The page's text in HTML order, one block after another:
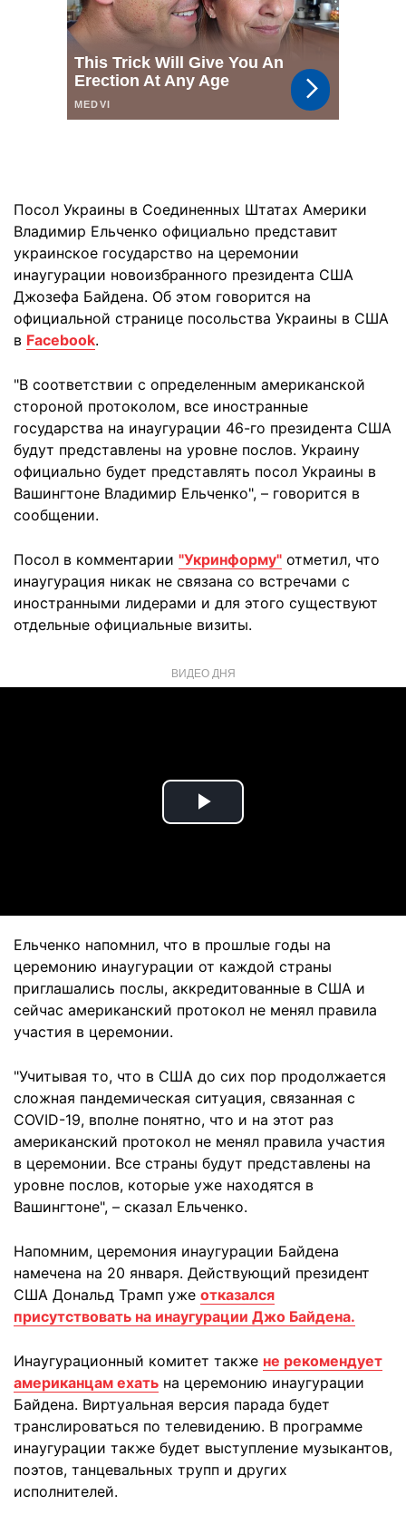
Посол Украины в Соединенных Штатах Америки
Владимир Ельченко официально представит
украинское государство на церемонии
инаугурации новоизбранного президента США
Джозефа Байдена. Об этом говорится на
официальной странице посольства Украины в США
в Facebook.
"В соответствии с определенным американской
стороной протоколом, все иностранные
государства на инаугурации 46-го президента США
будут представлены на уровне послов. Украину
официально будет представлять посол Украины в
Вашингтоне Владимир Ельченко", – говорится в
сообщении.
Посол в комментарии "Укринформу" отметил, что
инаугурация никак не связана со встречами с
иностранными лидерами и для этого существуют
отдельные официальные визиты.
ВИДЕО ДНЯ
Play
Ельченко напомнил, что в прошлые годы на
церемонию инаугурации от каждой страны
приглашались послы, аккредитованные в США и
сейчас американский протокол не менял правила
участия в церемонии.
"Учитывая то, что в США до сих пор продолжается
сложная пандемическая ситуация, связанная с
COVID-19, вполне понятно, что и на этот раз
американский протокол не менял правила участия
в церемонии. Все страны будут представлены на
уровне послов, которые уже находятся в
Вашингтоне", – сказал Ельченко.
Напомним, церемония инаугурации Байдена
намечена на 20 января. Действующий президент
США Дональд Трамп уже отказался
присутствовать на инаугурации Джо Байдена.
Инаугурационный комитет также не рекомендует
американцам ехать на церемонию инаугурации
Байдена. Виртуальная версия парада будет
транслироваться по телевидению. В программе
инаугурации также будет выступление музыкантов,
поэтов, танцевальных трупп и других
исполнителей.